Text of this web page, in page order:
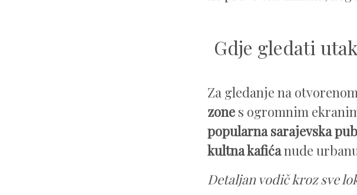
Gdje gledati
Za gledanje na
zone s ogromnim
popularna sarajevska
kultna kafićanude
Detaljan vodič kroz sve